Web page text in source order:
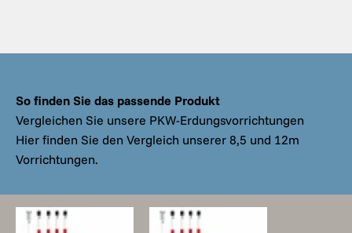
So finden Sie das passende Produkt
Vergleichen Sie unsere PKW-Erdungsvorrichtungen
Hier finden Sie den Vergleich unserer 8,5 und 12m
Vorrichtungen.